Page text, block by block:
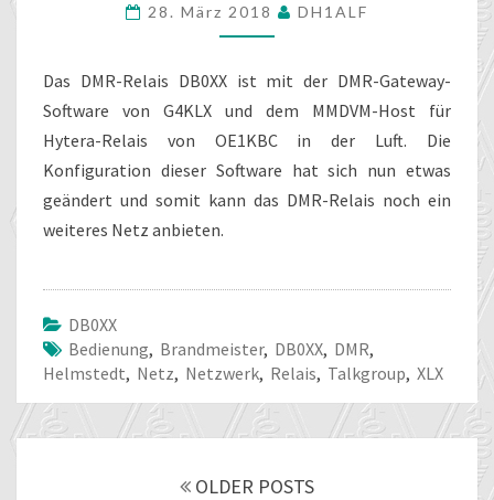
SOFTWARE
BEI
28. März 2018 DH1ALF
Das DMR-Relais DB0XX ist mit der DMR-Gateway-
Software von G4KLX und dem MMDVM-Host für
Hytera-Relais von OE1KBC in der Luft. Die
Konfiguration dieser Software hat sich nun etwas
geändert und somit kann das DMR-Relais noch ein
weiteres Netz anbieten.
DB0XX
Bedienung, Brandmeister, DB0XX, DMR,
Helmstedt, Netz, Netzwerk, Relais, Talkgroup, XLX
OLDER POSTS